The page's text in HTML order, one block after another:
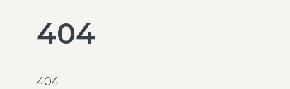
404
404